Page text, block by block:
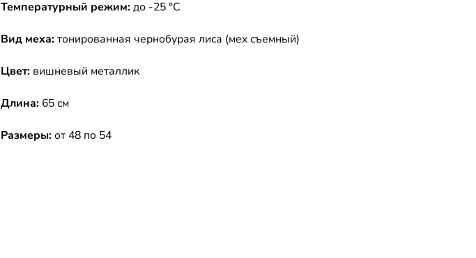
Температурный режим: до -25 °C
Вид меха: тонированная чернобурая лиса (мех съемный)
Цвет: вишневый металлик
Длина: 65 см
Размеры: от 48 по 54